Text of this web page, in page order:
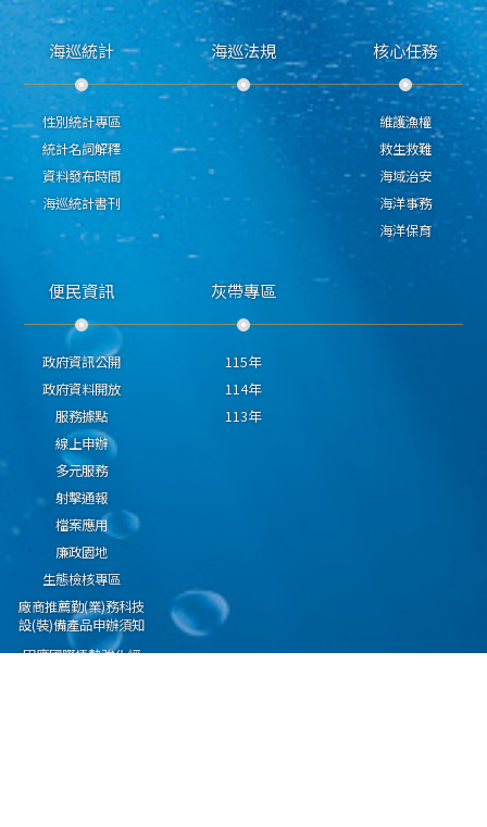
海巡統計
性別統計專區
統計名詞解釋
資料發布時間
海巡統計書刊
海巡法規 核心任務
維護漁權
救生救難
海域治安
海洋事務
海洋保育
便民資訊
政府資訊公開
政府資料開放
服務據點
線上申辦
多元服務
射擊通報
檔案應用
廉政園地
生態檢核專區
廠商推薦勤(業)務科技
設(裝)備產品申辦須知
因應國際情勢強化經
灰帶專區
115年
114年
113年